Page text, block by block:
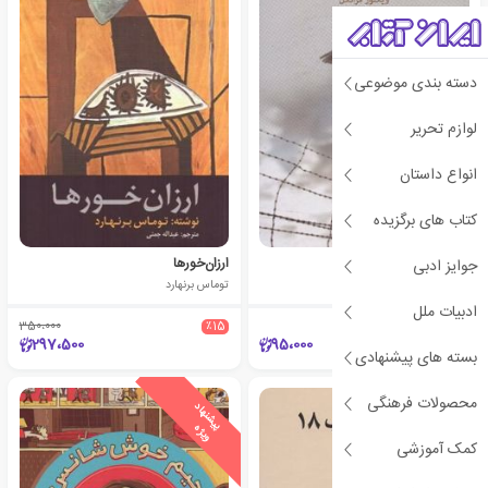
دسته بندی موضوعی
لوازم تحریر
انواع داستان
کتاب های برگزیده
جوایز ادبی
ادبیات ملل
بسته های پیشنهادی
محصولات فرهنگی
کمک آموزشی
انسان در جستجوی معنا
95،000
ارزان‌خورها
توماس برنهارد
٪15 350،000
297،500
ی
ش
ن
ه
ا
د
و
ی
ژ پ
ی
ش
ن
ه
ا
د
و
ی
ژ
ه